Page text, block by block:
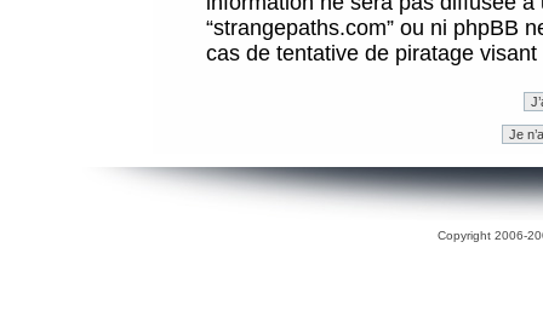
“strangepaths.com” ou ni phpBB
cas de tentative de piratage
Copyright 2006-